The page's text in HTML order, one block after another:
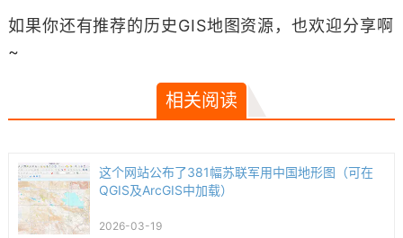
如果你还有推荐的历史GIS地图资源，也欢迎分享啊
~
相关阅读
这个网站公布了381幅苏联军用中国地形图（可在
QGIS及ArcGIS中加载）
2026-03-19